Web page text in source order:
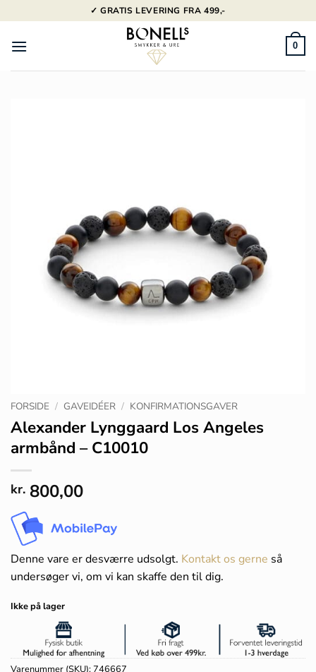
til
indhold
✓ GRATIS LEVERING FRA 499,-
0
FORSIDE / GAVEIDÉER / KONFIRMATIONSGAVER
Alexander Lynggaard Los Angeles
armbånd – C10010
kr. 800,00
Denne vare er desværre udsolgt. Kontakt os gerne så
undersøger vi, om vi kan skaffe den til dig.
Ikke på lager
Varenummer (SKU):746667